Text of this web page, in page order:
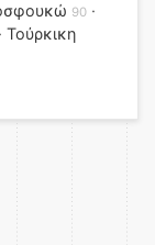
90
Τούρκικη